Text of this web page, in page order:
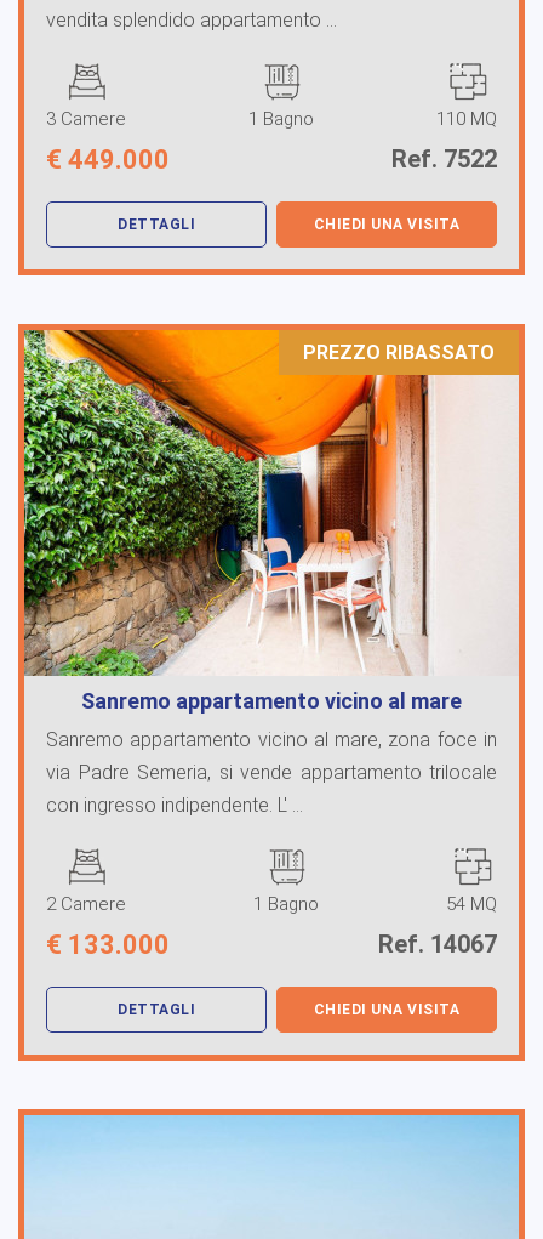
vendita splendido appartamento ...
3 Camere 1 Bagno 110 MQ
€ 449.000 Ref. 7522
DETTAGLI CHIEDI UNA VISITA
PREZZO RIBASSATO
Sanremo appartamento vicino al mare
Sanremo appartamento vicino al mare, zona foce in
via Padre Semeria, si vende appartamento trilocale
con ingresso indipendente. L' ...
2 Camere 1 Bagno 54 MQ
€ 133.000 Ref. 14067
DETTAGLI CHIEDI UNA VISITA